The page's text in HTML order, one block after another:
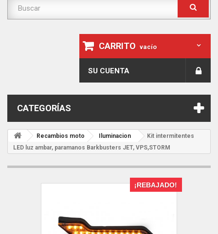
CARRITO vacío
SU CUENTA
CATEGORÍAS
Recambios moto Iluminacion
Kit intermitentes
LED luz ambar, paramanos Barkbusters JET, VPS,STORM
¡REBAJADO!